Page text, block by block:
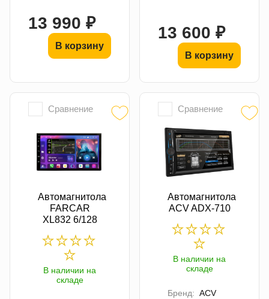
13 990 ₽
В корзину
13 600 ₽
В корзину
Сравнение
Автомагнитола
FARCAR
XL832 6/128
В наличии на
складе
Сравнение
Автомагнитола
ACV ADX-710
В наличии на
складе
Бренд: ACV